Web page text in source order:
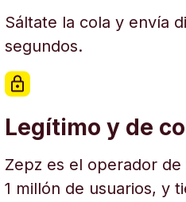
Sáltate la cola y envía
segundos.
Legítimo y de
Zepz es el operador
1 millón de usuarios, y